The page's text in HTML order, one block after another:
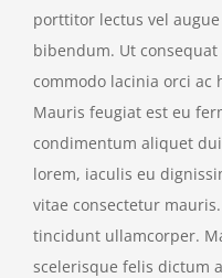
porttitor lectus vel
bibendum. Ut
commodo lacinia orci ac
Mauris feugiat est eu
condimentum aliquet
lorem, iaculis eu
vitae consectetur
tincidunt ullamcorper.
scelerisque felis dictum